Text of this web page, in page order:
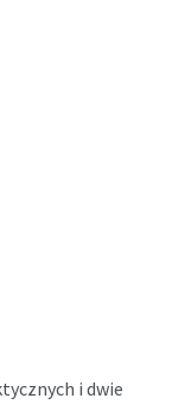
i dwie